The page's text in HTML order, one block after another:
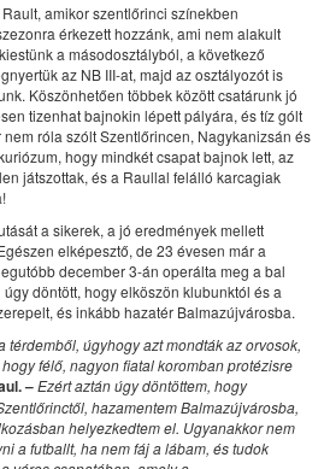
amikor szentlőrinci színekben
érkezett hozzánk, ami nem alakult
a másodosztályból, a következő
az NB III-at, majd az osztályozót is
Köszönhetően többek között csatárunk jó
tizenhat bajnokin lépett pályára, és tíz gólt
nem róla szólt Szentlőrincen, Nagykanizsán és
hogy mindkét csapat bajnok lett, az
játszottak, és a Raullal felálló karcagiak
a sikerek, a jó eredmények mellett
elképesztő, de 23 évesen már a
december 3-án operálta meg a bal
döntött, hogy elköszön klubunktól és a
és inkább hazatér Balmazújvárosba.
térdemből, úgyhogy azt mondták az orvosok,
félő, nagyon fiatal koromban protézisre
–Ezért aztán úgy döntöttem, hogy
hazamentem Balmazújvárosba,
helyezkedtem el. Ugyanakkor nem
a futballt, ha nem fáj a lábam, és tudok